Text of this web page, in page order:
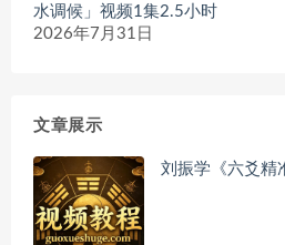
水调候」视频1集2.5小时
2026年7月31日
文章展示
刘振学《六爻精